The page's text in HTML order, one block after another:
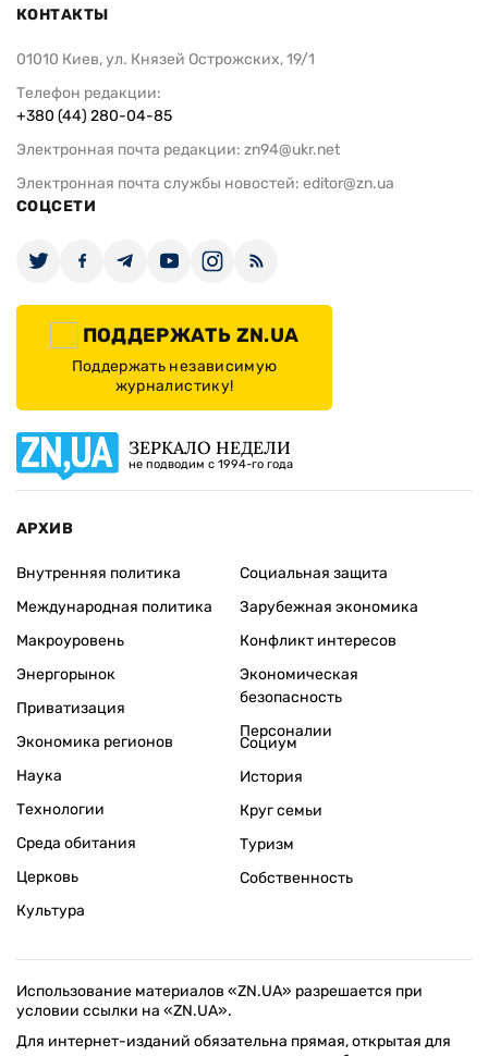
КОНТАКТЫ
01010 Киев, ул. Князей Острожских, 19/1
Телефон редакции:
+380 (44) 280-04-85
Электронная почта редакции: zn94@ukr.net
Электронная почта службы новостей: editor@zn.ua
СОЦСЕТИ
ПОДДЕРЖАТЬ ZN.UA
Поддержать независимую
журналистику!
ЗЕРКАЛО НЕДЕЛИ
не подводим с 1994-го года
АРХИВ
Внутренняя политика
Международная политика
Макроуровень
Энергорынок
Приватизация
Экономика регионов
Социальная защита
Зарубежная экономика
Конфликт интересов
Экономическая
безопасность
Персоналии
Наука
Технологии
Среда обитания
Церковь
Культура
Социум
История
Круг семьи
Туризм
Собственность
Использование материалов «ZN.UA» разрешается при
условии ссылки на «ZN.UA».
Для интернет-изданий обязательна прямая, открытая для